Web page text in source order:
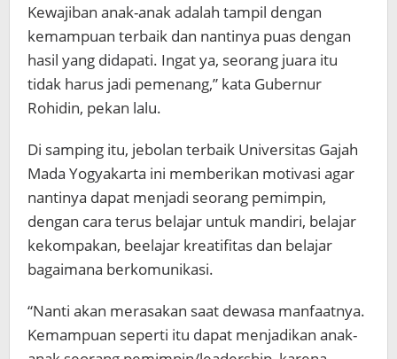
Kewajiban anak-anak adalah tampil dengan
kemampuan terbaik dan nantinya puas dengan
hasil yang didapati. Ingat ya, seorang juara itu
tidak harus jadi pemenang,” kata Gubernur
Rohidin, pekan lalu.
Di samping itu, jebolan terbaik Universitas Gajah
Mada Yogyakarta ini memberikan motivasi agar
nantinya dapat menjadi seorang pemimpin,
dengan cara terus belajar untuk mandiri, belajar
kekompakan, beelajar kreatifitas dan belajar
bagaimana berkomunikasi.
“Nanti akan merasakan saat dewasa manfaatnya.
Kemampuan seperti itu dapat menjadikan anak-